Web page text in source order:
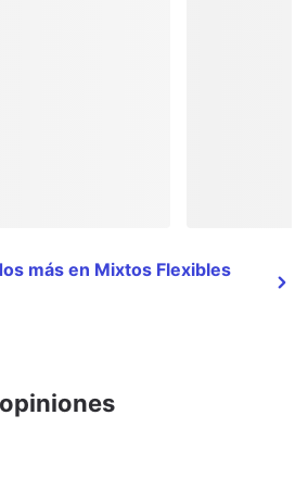
más en Mixtos Flexibles